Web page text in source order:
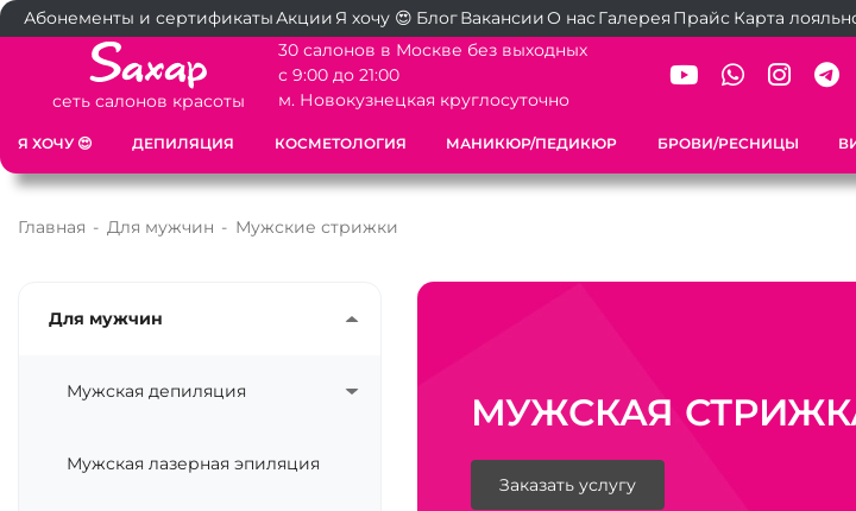
Абонементы и сертификатыАкции Я хочу 😍 БлогВакансииО насГалерея Прайс Карта
сеть салонов красоты
30 салонов в Москве без выходных
с 9:00 до 21:00
м. Новокузнецкая круглосуточно
Я ХОЧУ 😍 ДЕПИЛЯЦИЯ КОСМЕТОЛОГИЯ МАНИКЮР/ПЕДИКЮР БРОВИ/РЕСНИЦЫ
Главная - Для мужчин - Мужские стрижки
Для мужчин
Мужская депиляция
Мужская лазерная эпиляция
МУЖСКАЯ
Заказать услугу